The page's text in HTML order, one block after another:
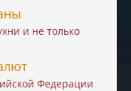
и не только
Федерации